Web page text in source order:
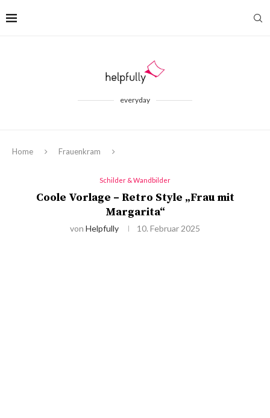
everyday
Home Frauenkram
Schilder & Wandbilder
Coole Vorlage – Retro Style „Frau mit
Margarita“
von Helpfully 10. Februar 2025